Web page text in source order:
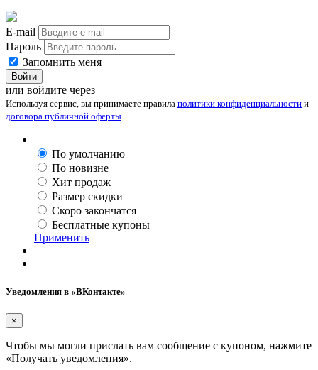
E-mail
Пароль
Запомнить меня
Войти
или войдите через
Используя сервис, вы принимаете правила политики конфиденциальности и
договора публичной оферты.
По умолчанию
По новизне
Хит продаж
Размер скидки
Скоро закончатся
Бесплатные купоны
Применить
Уведомления в «ВКонтакте»
×
Чтобы мы могли прислать вам сообщение с купоном, нажмите
«Получать уведомления».